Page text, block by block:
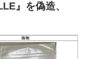
』を偽造、